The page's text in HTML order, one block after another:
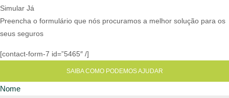
Simular Já
Preencha o formulário que nós procuramos a melhor solução para os
seus seguros
[contact-form-7 id=”5465″ /]
SAIBA COMO PODEMOS AJUDAR
Nome